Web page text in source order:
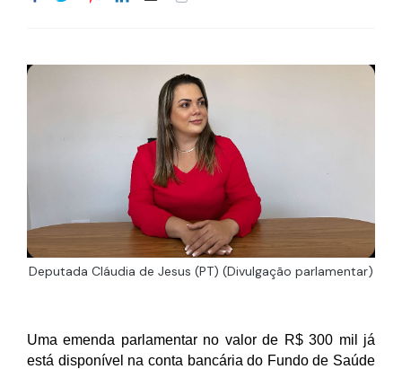
Deputada Cláudia de Jesus (PT) (Divulgação parlamentar)
Uma emenda parlamentar no valor de R$ 300 mil já
está disponível na conta bancária do Fundo de Saúde